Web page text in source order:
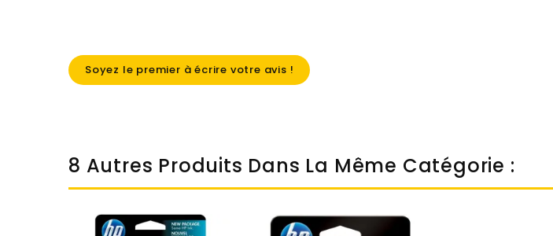
Soyez le premier à écrire votre avis !
8 Autres Produits Dans La Même Catégorie :